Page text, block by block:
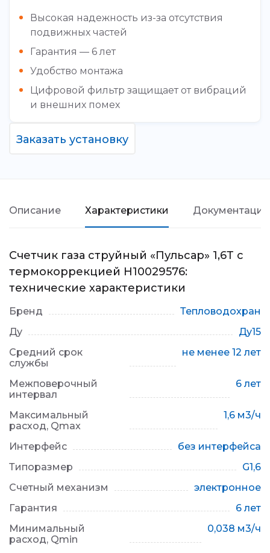
Высокая надежность из-за отсутствия
подвижных частей
Гарантия — 6 лет
Удобство монтажа
Цифровой фильтр защищает от вибраций
и внешних помех
Заказать установку
Описание Характеристики
Счетчик газа струйный «Пульсар» 1,6Т с
термокоррекцией Н10029576:
технические характеристики
Бренд
Тепловодохран
Ду
Ду15
Средний срок
службы
не менее 12 лет
Межповерочный
интервал
6 лет
Максимальный
расход, Qmax
1,6 м3/ч
Интерфейс
без интерфейса
Типоразмер
G1,6
Счетный механизм
электронное
Гарантия
6 лет
Минимальный
расход, Qmin
0,038 м3/ч